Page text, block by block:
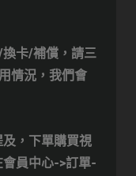
卡/補償，請三
情況，我們會
，下單購買視
員中心->訂單-